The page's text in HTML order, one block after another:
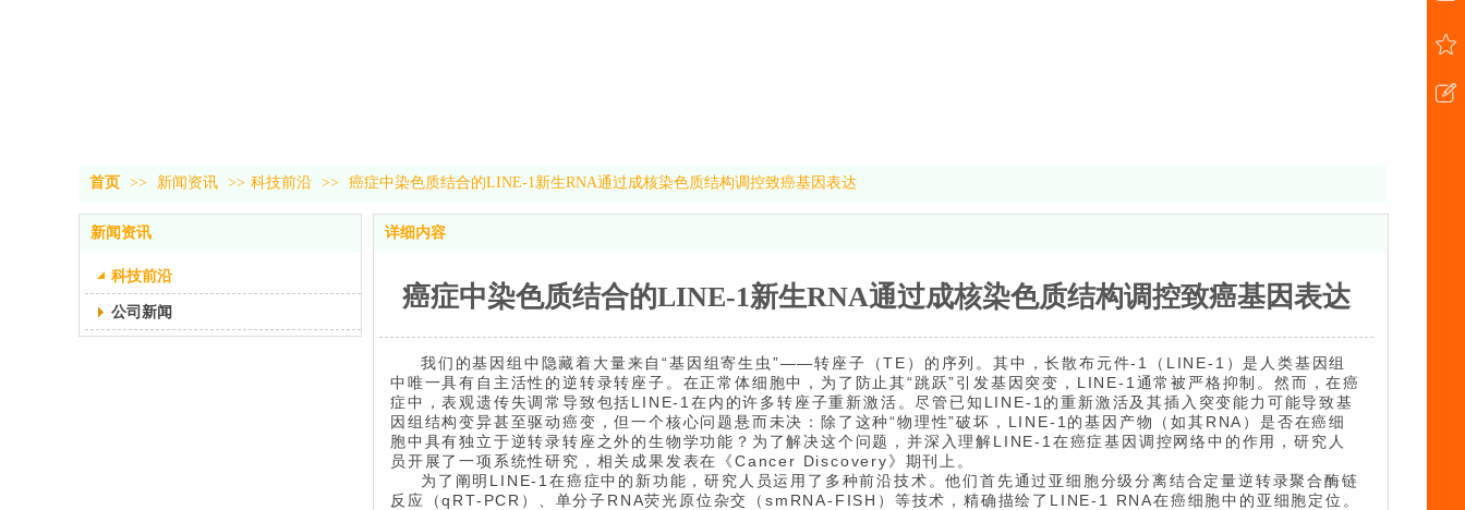
首页 >> 新闻资讯 >> 科技前沿 >> 癌症中染色质结合的LINE-1新生RNA通过成核染色质结构调控致癌基因表达
新闻资讯
科技前沿
公司新闻
详细内容
癌症中染色质结合的LINE-1新生RNA通过成核染色质结构调控致癌基因表达
我们的基因组中隐藏着大量来自“基因组寄生虫”——转座子（TE）的序列。其中，长散布元件-1（LINE-1）是人类基因组
中唯一具有自主活性的逆转录转座子。在正常体细胞中，为了防止其“跳跃”引发基因突变，LINE-1通常被严格抑制。然而，在癌
症中，表观遗传失调常导致包括LINE-1在内的许多转座子重新激活。尽管已知LINE-1的重新激活及其插入突变能力可能导致基
因组结构变异甚至驱动癌变，但一个核心问题悬而未决：除了这种“物理性”破坏，LINE-1的基因产物（如其RNA）是否在癌细
胞中具有独立于逆转录转座之外的生物学功能？为了解决这个问题，并深入理解LINE-1在癌症基因调控网络中的作用，研究人
员开展了一项系统性研究，相关成果发表在《Cancer Discovery》期刊上。
为了阐明LINE-1在癌症中的新功能，研究人员运用了多种前沿技术。他们首先通过亚细胞分级分离结合定量逆转录聚合酶链
反应（qRT-PCR）、单分子RNA荧光原位杂交（smRNA-FISH）等技术，精确描绘了LINE-1 RNA在癌细胞中的亚细胞定位。